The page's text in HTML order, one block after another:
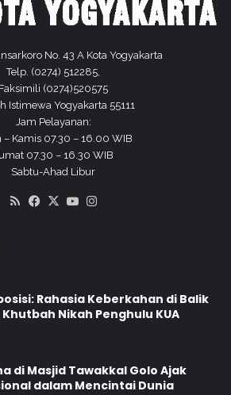
No. 43 A Kota Yogyakarta
Telp. (0274) 512285,
Faksimili (0274)520575
Istimewa Yogyakarta 55111
Jam Pelayanan:
– Kamis 07.30 – 16.00 WIB
07.30 – 16.30 WIB
Sabtu-Ahad Libur
RSS Facebook
X YouTube
Rahasia Keberkahan di Balik
Khutbah Nikah Penghulu KUA
di Masjid Tawakkal Golo Ajak
dalam Mencintai Dunia